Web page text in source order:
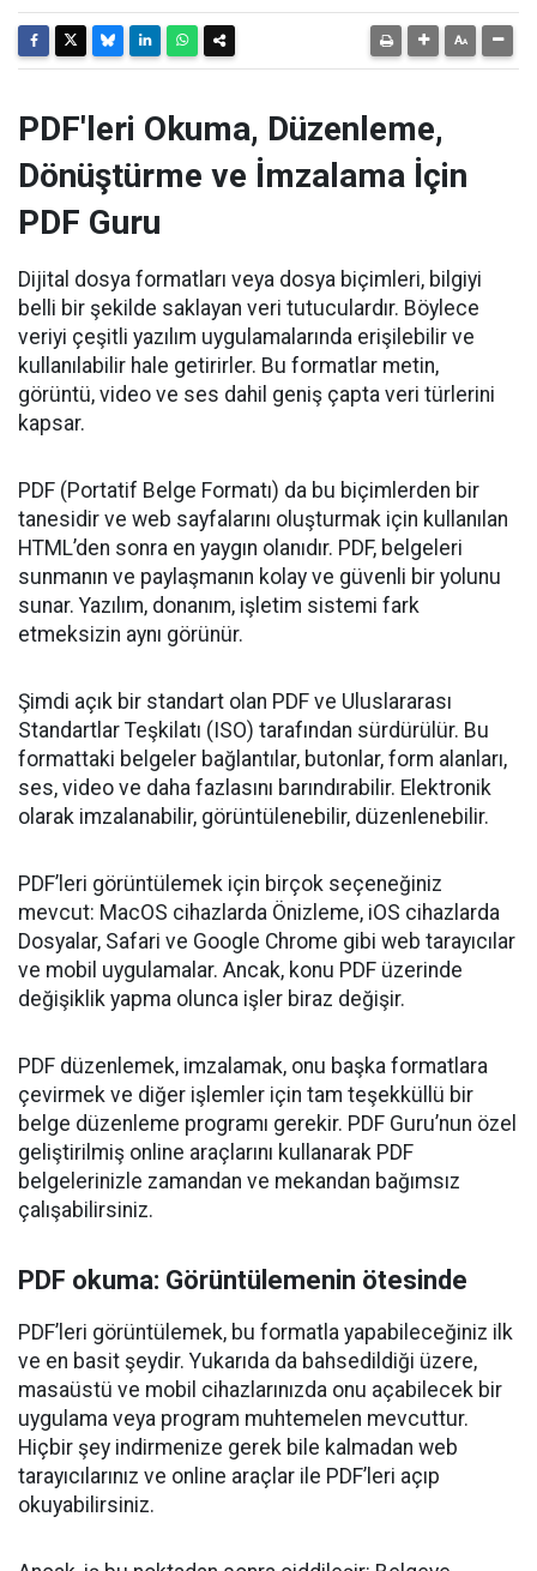
PDF'leri Okuma, Düzenleme,
Dönüştürme ve İmzalama İçin
PDF Guru
Dijital dosya formatları veya dosya biçimleri, bilgiyi
belli bir şekilde saklayan veri tutuculardır. Böylece
veriyi çeşitli yazılım uygulamalarında erişilebilir ve
kullanılabilir hale getirirler. Bu formatlar metin,
görüntü, video ve ses dahil geniş çapta veri türlerini
kapsar.
PDF (Portatif Belge Formatı) da bu biçimlerden bir
tanesidir ve web sayfalarını oluşturmak için kullanılan
HTML’den sonra en yaygın olanıdır. PDF, belgeleri
sunmanın ve paylaşmanın kolay ve güvenli bir yolunu
sunar. Yazılım, donanım, işletim sistemi fark
etmeksizin aynı görünür.
Şimdi açık bir standart olan PDF ve Uluslararası
Standartlar Teşkilatı (ISO) tarafından sürdürülür. Bu
formattaki belgeler bağlantılar, butonlar, form alanları,
ses, video ve daha fazlasını barındırabilir. Elektronik
olarak imzalanabilir, görüntülenebilir, düzenlenebilir.
PDF’leri görüntülemek için birçok seçeneğiniz
mevcut: MacOS cihazlarda Önizleme, iOS cihazlarda
Dosyalar, Safari ve Google Chrome gibi web tarayıcılar
ve mobil uygulamalar. Ancak, konu PDF üzerinde
değişiklik yapma olunca işler biraz değişir.
PDF düzenlemek, imzalamak, onu başka formatlara
çevirmek ve diğer işlemler için tam teşekküllü bir
belge düzenleme programı gerekir. PDF Guru’nun özel
geliştirilmiş online araçlarını kullanarak PDF
belgelerinizle zamandan ve mekandan bağımsız
çalışabilirsiniz.
PDF okuma: Görüntülemenin ötesinde
PDF’leri görüntülemek, bu formatla yapabileceğiniz ilk
ve en basit şeydir. Yukarıda da bahsedildiği üzere,
masaüstü ve mobil cihazlarınızda onu açabilecek bir
uygulama veya program muhtemelen mevcuttur.
Hiçbir şey indirmenize gerek bile kalmadan web
tarayıcılarınız ve online araçlar ile PDF’leri açıp
okuyabilirsiniz.